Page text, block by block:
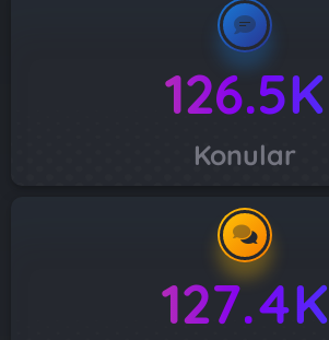
126.5K
Konular
127.4K